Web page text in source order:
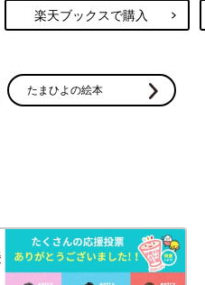
楽天ブックスで購入
たまひよの絵本